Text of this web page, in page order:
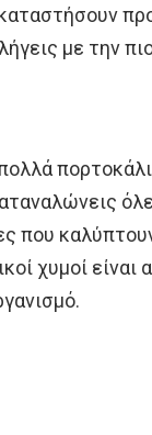
με την
που
χυμοί